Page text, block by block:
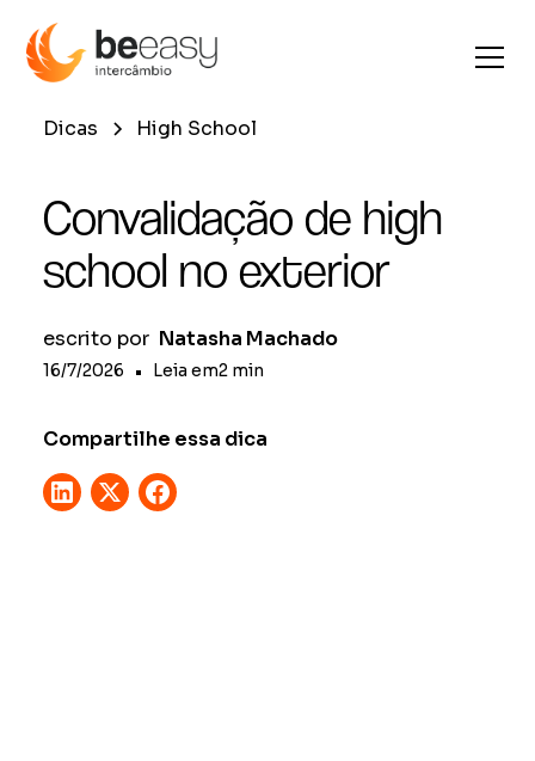
Dicas High School
Convalidação de high
school no exterior
escrito por Natasha Machado
16/7/2026 • Leia em2 min
Compartilhe essa dica